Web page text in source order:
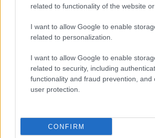
related to functionality of the website or
I want to allow Google to enable
related to personalization.
I want to allow Google to enable
related to security, including
functionality and fraud prevention, and
user protection.
CONFIRM
Αποκάλυψη! Γιώργος Λιάγκας: Η
διαμέρισμά της στη Γλυφάδα -Η νέα
και οι ραγδαίες αλλαγές στη